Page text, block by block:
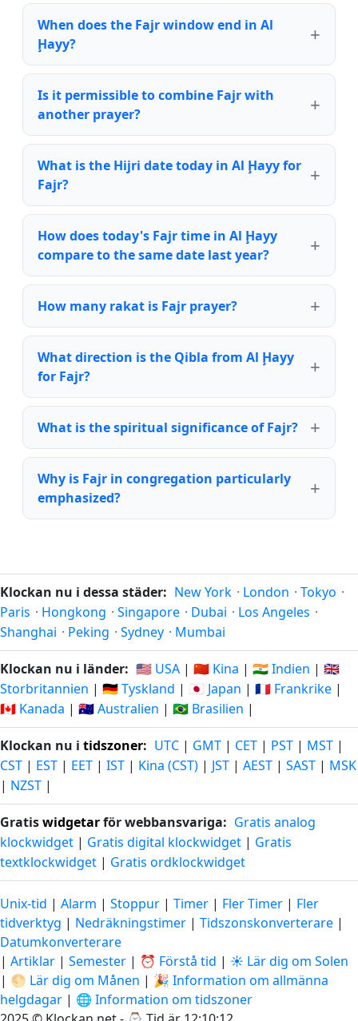
When does the Fajr window end in Al
Ḩayy?
Is it permissible to combine Fajr with
another prayer?
What is the Hijri date today in Al Ḩayy for
Fajr?
How does today's Fajr time in Al Ḩayy
compare to the same date last year?
How many rakat is Fajr prayer?
What direction is the Qibla from Al Ḩayy
for Fajr?
What is the spiritual significance of Fajr?
Why is Fajr in congregation particularly
emphasized?
Klockan nu i dessa städer: New York · London · Tokyo ·
Paris · Hongkong · Singapore · Dubai · Los Angeles ·
Shanghai · Peking · Sydney · Mumbai
Klockan nu i länder: 🇺🇸 USA | 🇨🇳 Kina | 🇮🇳 Indien | 🇬🇧
Storbritannien | 🇩🇪 Tyskland | 🇯🇵 Japan | 🇫🇷 Frankrike |
🇨🇦 Kanada | 🇦🇺 Australien | 🇧🇷 Brasilien |
Klockan nu i tidszoner: UTC | GMT | CET | PST | MST |
CST | EST | EET | IST | Kina (CST) | JST | AEST | SAST | MSK
| NZST |
Gratiswidgetarför webbansvariga: Gratis analog
klockwidget | Gratis digital klockwidget | Gratis
textklockwidget | Gratis ordklockwidget
Unix-tid | Alarm | Stoppur | Timer | Fler Timer | Fler
tidverktyg | Nedräkningstimer | Tidszonskonverterare |
Datumkonverterare
| Artiklar | Semester | ⏰ Förstå tid | ☀️ Lär dig om Solen
| 🌕 Lär dig om Månen | 🎉 Information om allmänna
helgdagar | 🌐 Information om tidszoner